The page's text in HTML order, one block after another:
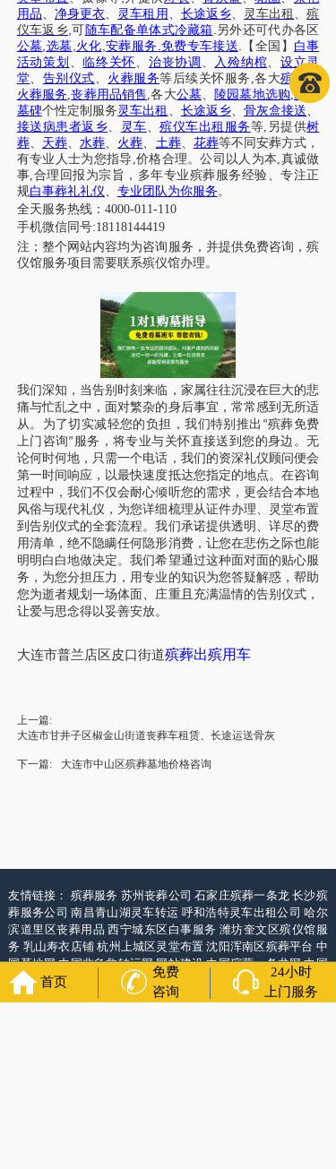
用品、 净身更衣、 灵车租用 、 长途返乡、 灵车出租 、殡
仪车返乡 可 随车配备单体式冷藏箱 另外还可代办各区
公墓 选墓 火化 安葬服务 免费专车接送 【全国】 白事
活动策划 、临终关怀、 治丧协调 、 入殓纳棺、 设立灵
堂、 告别仪式、 火葬服务等后续关怀服务 ,各大殡仪、
火葬服务,丧葬用品销售,各大公墓、 陵园墓地选购,墓型
墓碑个性定制服务 灵车出租 、 长途返乡、 骨灰盒接送、
接送病患者返乡、 灵车、殡仪车出租服务等,另提供树
葬、 天葬、水葬、 火葬、 土葬、 花葬等不同安葬方式，
有专业人士为您指导,价格合理。公司以人为本,真诚做
事,合理回报为宗旨，多年专业殡葬服务经验、专注正
规白事葬礼礼仪、 专业团队为你服务。
全天服务热线： 4000-011-110
手机微信同号:18118144419
注；整个网站内容均为咨询服务，并提供免费咨询，殡
仪馆服务项目需要联系殡仪馆办理。
我们深知，当告别时刻来临，家属往往沉浸在巨大的悲
痛与忙乱之中，面对繁杂的身后事宜，常常感到无所适
从。为了切实减轻您的负担，我们特别推出 “殡葬免费
上门咨询” 服务，将专业与关怀直接送到您的身边。无
论何时何地，只需一个电话，我们的资深礼仪顾问便会
第一时间响应，以最快速度抵达您指定的地点。在咨询
过程中，我们不仅会耐心倾听您的需求，更会结合本地
风俗与现代礼仪，为您详细梳理从证件办理、灵堂布置
到告别仪式的全套流程。我们承诺提供透明、详尽的费
用清单，绝不隐瞒任何隐形消费，让您在悲伤之际也能
明明白白地做决定。我们希望通过这种面对面的贴心服
务，为您分担压力，用专业的知识为您答疑解惑，帮助
您为逝者规划一场体面、庄重且充满温情的告别仪式，
让爱与思念得以妥善安放。
大连市普兰店区 皮口街道殡葬出殡用车
上一篇:
大连市甘井子区椒金山街道丧葬车租赁、长途运送骨灰
下一篇: 大连市中山区殡葬墓地价格咨询
友情链接： 殡葬服务 苏州丧葬公司石家庄殡葬一条龙长沙殡
葬服务公司南昌青山湖灵车转运 呼和浩特灵车出租公司哈尔
滨道里区丧葬用品西宁城东区白事服务潍坊奎文区殡仪馆服
务 乳山寿衣店铺杭州上城区灵堂布置沈阳浑南区殡葬平台 中
国墓地网中国非急救转运网网站建设中国殡葬一条龙网中国
救护车网葬花店 葬花服务网
首页
免费
咨询
24小时
上门服务